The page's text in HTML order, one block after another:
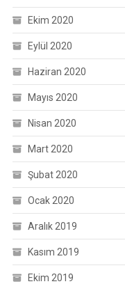
Ekim 2020
Eylül 2020
Haziran 2020
Mayıs 2020
Nisan 2020
Mart 2020
Şubat 2020
Ocak 2020
Aralık 2019
Kasım 2019
Ekim 2019